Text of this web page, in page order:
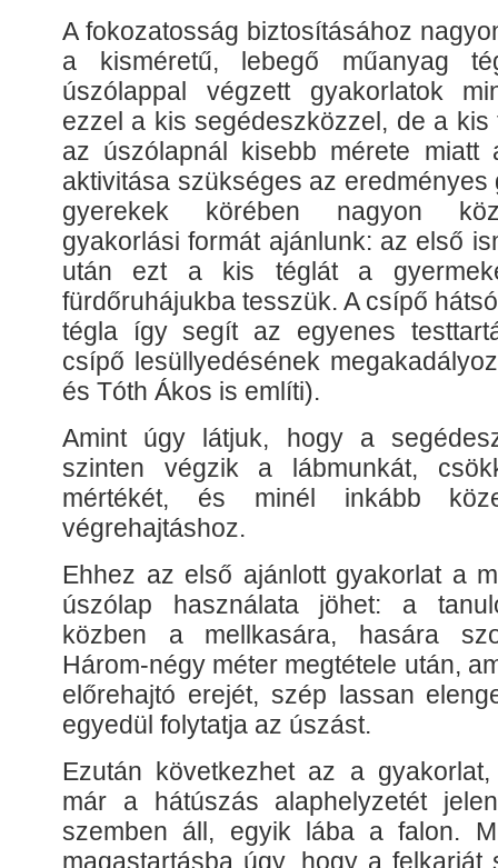
A fokozatosság biztosításához
a kisméretű, lebegő műanyag
úszólappal végzett gyakorlatok
ezzel a kis segédeszközzel, de a kis
az úszólapnál kisebb mérete miatt
aktivitása szükséges az eredményes
gyerekek körében nagyon
gyakorlási formát ajánlunk: az első
után ezt a kis téglát a
fürdőruhájukba tesszük. A csípő
tégla így segít az egyenes
csípő lesüllyedésének
és Tóth Ákos is említi).
Amint úgy látjuk, hogy a
szinten végzik a lábmunkát,
mértékét, és minél inkább
végrehajtáshoz.
Ehhez az első ajánlott gyakorlat a
úszólap használata jöhet: a
közben a mellkasára, hasára
Három-négy méter megtétele után,
előrehajtó erejét, szép lassan
egyedül folytatja az úszást.
Ezután következhet az a
már a hátúszás alaphelyzetét
szemben áll, egyik lába a falon.
magastartásba úgy, hogy a